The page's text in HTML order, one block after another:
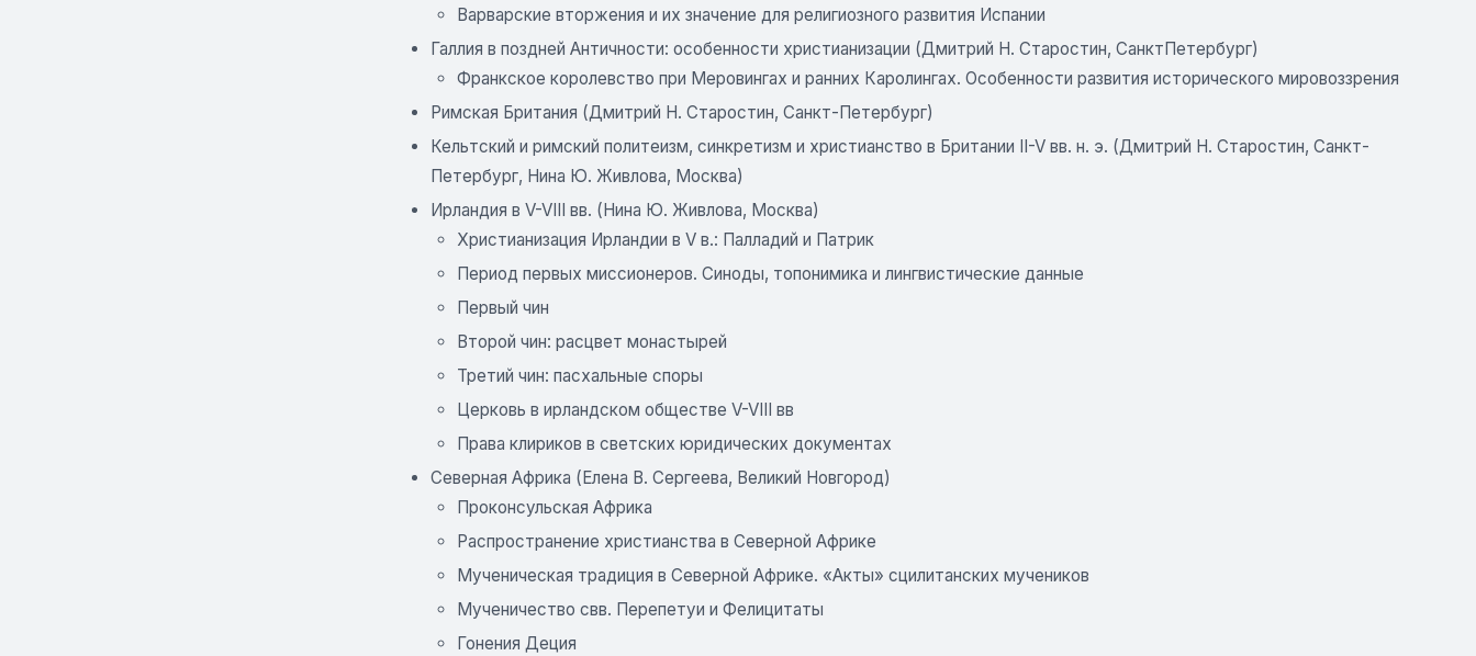
Варварские вторжения и их значение для религиозного развития Испании
Галлия в поздней Античности: особенности христианизации (Дмитрий Н. Старостин, СанктПетербург)
Франкское королевство при Меровингах и ранних Каролингах. Особенности развития исторического мировоззрения
Римская Британия (Дмитрий Н. Старостин, Санкт-Петербург)
Кельтский и римский политеизм, синкретизм и христианство в Британии II-V вв. н. э. (Дмитрий Н. Старостин, Санкт-
Петербург, Нина Ю. Живлова, Москва)
Ирландия в V-VIII вв. (Нина Ю. Живлова, Москва)
Христианизация Ирландии в V в.: Палладий и Патрик
Период первых миссионеров. Синоды, топонимика и лингвистические данные
Первый чин
Второй чин: расцвет монастырей
Третий чин: пасхальные споры
Церковь в ирландском обществе V-VIII вв
Права клириков в светских юридических документах
Северная Африка (Елена В. Сергеева, Великий Новгород)
Проконсульская Африка
Распространение христианства в Северной Африке
Мученическая традиция в Северной Африке. «Акты» сцилитанских мучеников
Мученичество свв. Перепетуи и Фелицитаты
Гонения Деция